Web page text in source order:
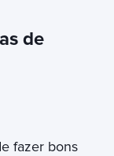
de
fazer bons